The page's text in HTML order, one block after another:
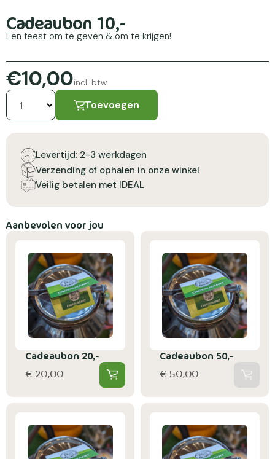
Cadeaubon 10,-
Een feest om te geven & om te krijgen!
€10,00incl. btw
Toevoegen
Levertijd: 2-3 werkdagen
Verzending of ophalen in onze winkel
Veilig betalen met IDEAL
Aanbevolen voor jou
Cadeaubon 20,-
€ 20,00
Cadeaubon 50,-
€ 50,00